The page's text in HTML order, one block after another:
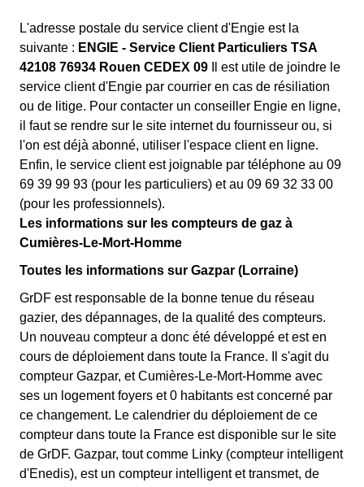
L'adresse postale du service client d'Engie est la
suivante : ENGIE - Service Client Particuliers TSA
42108 76934 Rouen CEDEX 09 Il est utile de joindre le
service client d'Engie par courrier en cas de résiliation
ou de litige. Pour contacter un conseiller Engie en ligne,
il faut se rendre sur le site internet du fournisseur ou, si
l'on est déjà abonné, utiliser l'espace client en ligne.
Enfin, le service client est joignable par téléphone au 09
69 39 99 93 (pour les particuliers) et au 09 69 32 33 00
(pour les professionnels).
Les informations sur les compteurs de gaz à
Cumières-Le-Mort-Homme
Toutes les informations sur Gazpar (Lorraine)
GrDF est responsable de la bonne tenue du réseau
gazier, des dépannages, de la qualité des compteurs.
Un nouveau compteur a donc été développé et est en
cours de déploiement dans toute la France. Il s'agit du
compteur Gazpar, et Cumières-Le-Mort-Homme avec
ses un logement foyers et 0 habitants est concerné par
ce changement. Le calendrier du déploiement de ce
compteur dans toute la France est disponible sur le site
de GrDF. Gazpar, tout comme Linky (compteur intelligent
d'Enedis), est un compteur intelligent et transmet, de